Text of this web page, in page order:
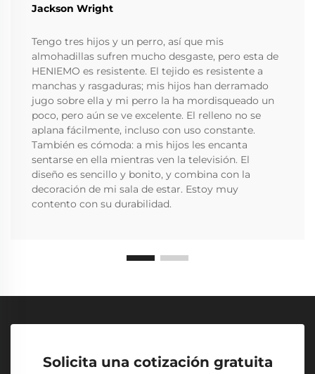
Jackson Wright
Tengo tres hijos y un perro, así que mis
almohadillas sufren mucho desgaste, pero esta de
HENIEMO es resistente. El tejido es resistente a
manchas y rasgaduras; mis hijos han derramado
jugo sobre ella y mi perro la ha mordisqueado un
poco, pero aún se ve excelente. El relleno no se
aplana fácilmente, incluso con uso constante.
También es cómoda: a mis hijos les encanta
sentarse en ella mientras ven la televisión. El
diseño es sencillo y bonito, y combina con la
decoración de mi sala de estar. Estoy muy
contento con su durabilidad.
Solicita una cotización gratuita